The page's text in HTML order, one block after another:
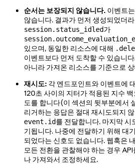
순서는 보장되지 않습니다. 이벤트
않습니다. 결과가 먼저 생성되었더
session.status_idled가
있으며, 동일한 리소스에 대해
이벤트보다 먼저 도착할 수 있습니
아니라 가져온 리소스를 기준으로
재시도: 각 엔드포인트와 이벤트에
120초 사이의 지터가 적용된 지수
도를 합니다(이 섹션의 뒷부분에서
리거하는 응답은 절대 재시도되지
event.id를 전달합니다. 마지막 시
기됩니다. 나중에 전달하기 위해 대
되었다는 신호도 없습니다. 웹훅은
모든 전환을 관찰해야 하는 경우
나 가져와서 조정하세요.